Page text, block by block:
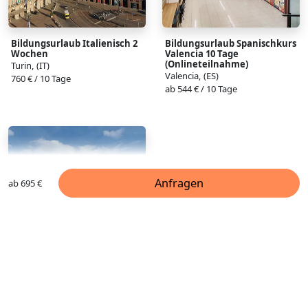
Bildungsurlaub Italienisch 2
Wochen
Turin, (IT)
760 € / 10 Tage
Bildungsurlaub Spanischkurs
Valencia 10 Tage
(Onlineteilnahme)
Valencia, (ES)
ab 544 € / 10 Tage
ab 695 € Anfragen